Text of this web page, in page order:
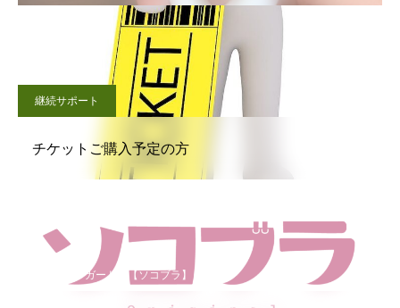
継続サポート
チケットご購入予定の方
骨盤底ケアガードル【ソコブラ】